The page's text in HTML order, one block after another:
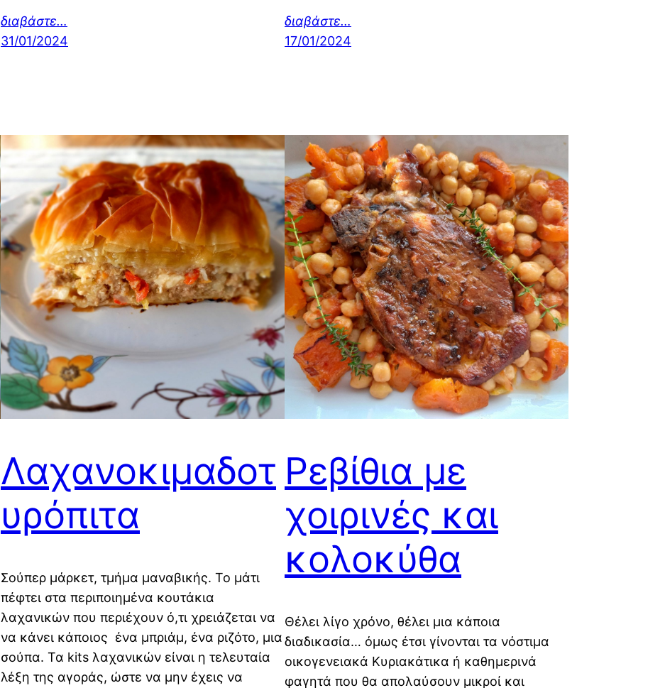
διαβάστε…
31/01/2024
διαβάστε…
17/01/2024
Λαχανοκιμαδοτ
υρόπιτα
Σούπερ μάρκετ, τμήμα μαναβικής. Το μάτι
πέφτει στα περιποιημένα κουτάκια
λαχανικών που περιέχουν ό,τι χρειάζεται να
να κάνει κάποιος ένα μπριάμ, ένα ριζότο, μια
σούπα. Τα kits λαχανικών είναι η τελευταία
λέξη της αγοράς, ώστε να μην έχεις να
Ρεβίθια με
χοιρινές και
κολοκύθα
Θέλει λίγο χρόνο, θέλει μια κάποια
διαδικασία… όμως έτσι γίνονται τα νόστιμα
οικογενειακά Κυριακάτικα ή καθημερινά
φαγητά που θα απολαύσουν μικροί και